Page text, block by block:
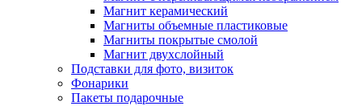
Магнит керамический
Магниты объемные пластиковые
Магниты покрытые смолой
Магнит двухслойный
Подставки для фото, визиток
Фонарики
Пакеты подарочные